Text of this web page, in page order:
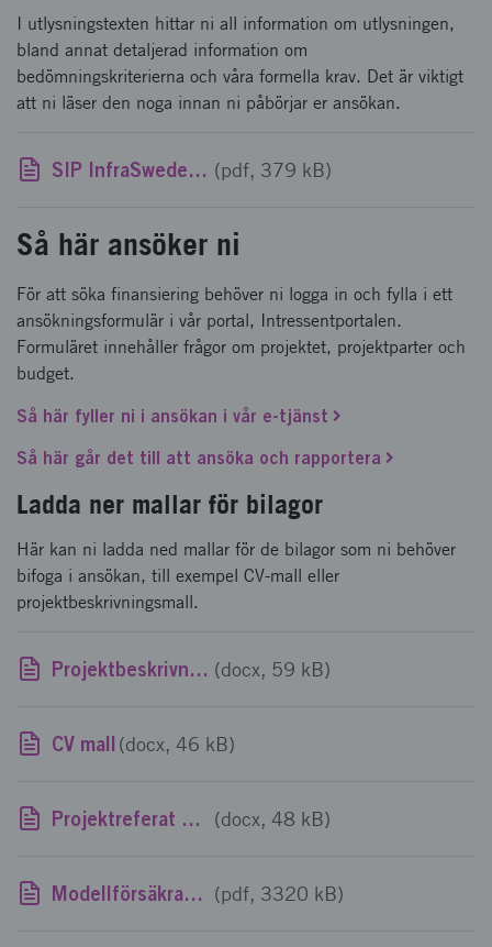
I utlysningstexten hittar ni all information om utlysningen,
bland annat detaljerad information om
bedömningskriterierna och våra formella krav. Det är viktigt
att ni läser den noga innan ni påbörjar er ansökan.
SIP InfraSweden - Anpassning av transportinfrastrukturen för att möta klimatför-ändringar - utlysningstext (pdf, 379 kB)
Så här ansöker ni
För att söka finansiering behöver ni logga in och fylla i ett
ansökningsformulär i vår portal, Intressentportalen.
Formuläret innehåller frågor om projektet, projektparter och
budget.
Så här fyller ni i ansökan i vår e-tjänst
Så här går det till att ansöka och rapportera
Ladda ner mallar för bilagor
Här kan ni ladda ned mallar för de bilagor som ni behöver
bifoga i ansökan, till exempel CV-mall eller
projektbeskrivningsmall.
Projektbeskrivningsmall (docx, 59 kB)
CV mall (docx, 46 kB)
Projektreferat mall (docx, 48 kB)
Modellförsäkran mall (pdf, 3320 kB)